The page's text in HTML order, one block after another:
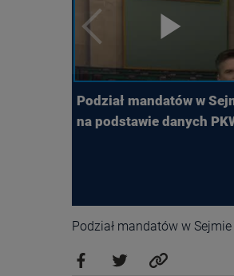
Podział mandatów w
na podstawie danych
Podział mandatów w